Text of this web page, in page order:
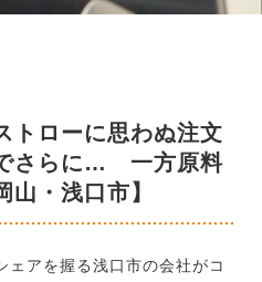
トローに思わぬ注文
さらに… 一方原料
山・浅口市】
ェアを握る浅口市の会社がコ